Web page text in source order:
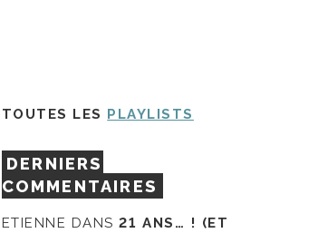
TOUTES LES PLAYLISTS
DERNIERS
COMMENTAIRES
ETIENNE DANS21 ANS… ! (ET